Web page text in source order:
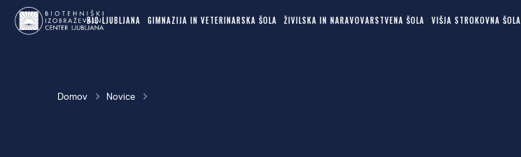
Skok
na
MAIN
NAVIGATION
BIC LJUBLJANA GIMNAZIJA IN VETERINARSKA ŠOLA ŽIVILSKA IN NARAVOVARSTVENA ŠOLA VIŠJA STROKOVNA ŠOLA
Breadcrumb
Domov Novice